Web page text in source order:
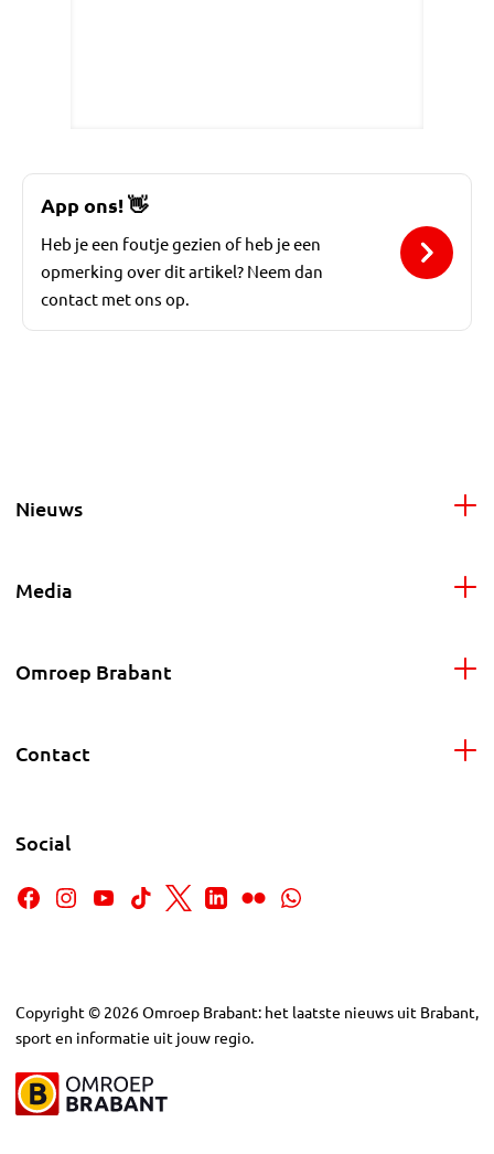
App ons!👋
Heb je een foutje gezien of heb je een
opmerking over dit artikel? Neem dan
contact met ons op.
Nieuws
Media
Omroep Brabant
Contact
Social
Copyright © 2026Omroep Brabant: het laatste nieuws uit Brabant,
sport en informatie uit jouw regio.